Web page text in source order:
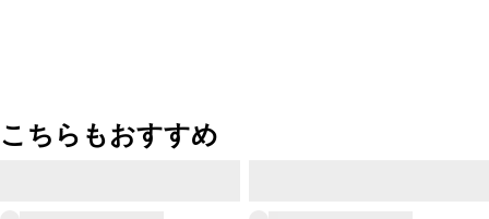
こちらもおすすめ